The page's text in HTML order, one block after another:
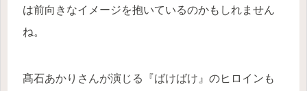
は前向きなイメージを抱いているのかもしれません
ね。
髙石あかりさんが演じる『ばけばけ』のヒロインも